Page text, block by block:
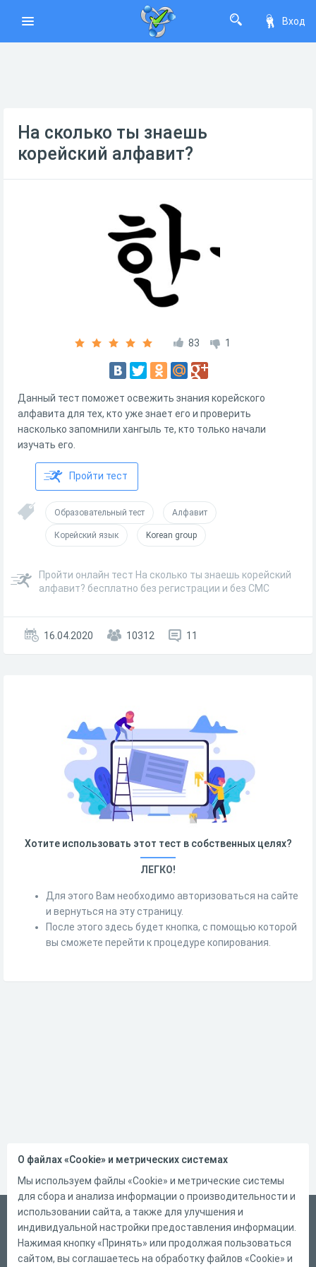
Вход
На сколько ты знаешь
корейский алфавит?
83 1
Данный тест поможет освежить знания корейского
алфавита для тех, кто уже знает его и проверить
насколько запомнили хангыль те, кто только начали
изучать его.
Пройти тест
Образовательный тест Алфавит
Корейский язык Korean group
Пройти онлайн тест На сколько ты знаешь корейский
алфавит? бесплатно без регистрации и без СМС
16.04.2020 10312 11
Хотите использовать этот тест в собственных целях?
ЛЕГКО!
Для этого Вам необходимо авторизоваться на сайте
и вернуться на эту страницу.
После этого здесь будет кнопка, с помощью которой
вы сможете перейти к процедуре копирования.
Русский
Справка
Форма обратной связи
О файлах «Cookie» и метрических системах
Мы используем файлы «Cookie» и метрические системы
для сбора и анализа информации о производительности и
использовании сайта, а также для улучшения и
индивидуальной настройки предоставления информации.
Нажимая кнопку «Принять» или продолжая пользоваться
сайтом, вы соглашаетесь на обработку файлов «Cookie» и